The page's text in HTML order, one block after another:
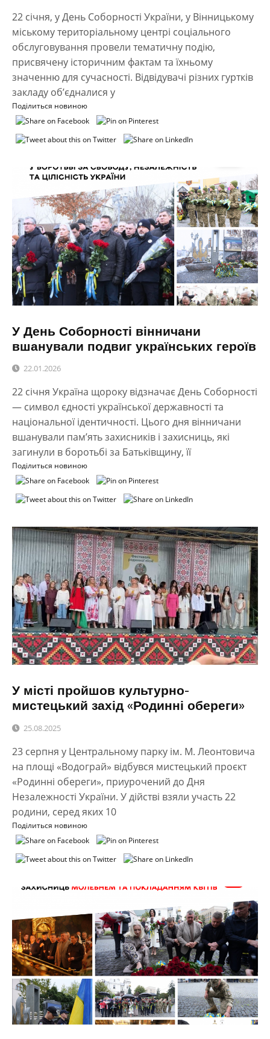
22 січня, у День Соборності України, у Вінницькому
міському територіальному центрі соціального
обслуговування провели тематичну подію,
присвячену історичним фактам та їхньому
значенню для сучасності. Відвідувачі різних гуртків
закладу об’єдналися у
Поділиться новиною
У День Соборності вінничани
вшанували подвиг українських героїв
22.01.2026
22 січня Україна щороку відзначає День Соборності
— символ єдності української державності та
національної ідентичності. Цього дня вінничани
вшанували пам’ять захисників і захисниць, які
загинули в боротьбі за Батьківщину, її
Поділиться новиною
У місті пройшов культурно-
мистецький захід «Родинні обереги»
25.08.2025
23 серпня у Центральному парку ім. М. Леонтовича
на площі «Водограй» відбувся мистецький проєкт
«Родинні обереги», приурочений до Дня
Незалежності України. У дійстві взяли участь 22
родини, серед яких 10
Поділиться новиною